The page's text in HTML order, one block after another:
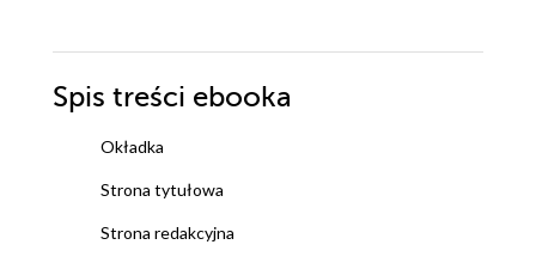
Spis treści ebooka
Okładka
Strona tytułowa
Strona redakcyjna